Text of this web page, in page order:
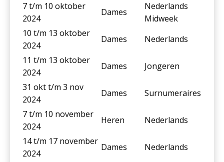
7 t/m 10 oktober
2024
Dames
Nederlands
Midweek
10 t/m 13 oktober
2024
Dames
Nederlands
11 t/m 13 oktober
2024
Dames
Jongeren
31 okt t/m 3 nov
2024
Dames
Surnumeraires
7 t/m 10 november
2024
Heren
Nederlands
14 t/m 17 november
2024
Dames
Nederlands